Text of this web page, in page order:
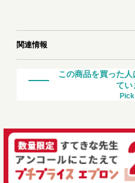
関連情報
この商品を買った
てい